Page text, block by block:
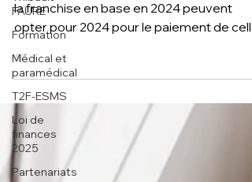
FAURE
Formation
Médical et
paramédical
T2F-ESMS
Loi de
finances
2025
Partenariats
Les entreprises relevant de plein droit de
opter pour 2024 pour le paiement de
ci :